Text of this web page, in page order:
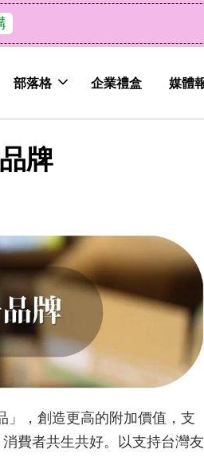
・送禮自用兩相宜
部落格 企業禮盒 媒體
牌
」，創造更高的附加價值，支
費者共生共好。以支持台灣友